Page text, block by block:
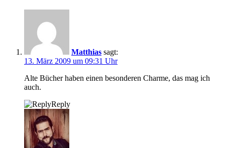
Matthias sagt:
13. März 2009 um 09:31 Uhr
Alte Bücher haben einen besonderen Charme, das mag ich
auch.
Reply